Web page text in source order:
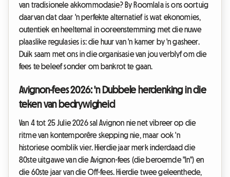
van tradisionele akkommodasie? By Roomlala is ons oortuig
daarvan dat daar 'n perfekte alternatief is wat ekonomies,
outentiek en heeltemal in ooreenstemming met die nuwe
plaaslike regulasies is: die huur van 'n kamer by 'n gasheer.
Duik saam met ons in die organisasie van jou verblyf om die
fees te beleef sonder om bankrot te gaan.
Avignon-fees 2026: 'n Dubbele herdenking in die
teken van bedrywigheid
Van 4 tot 25 Julie 2026 sal Avignon nie net vibreer op die
ritme van kontemporêre skepping nie, maar ook 'n
historiese oomblik vier. Hierdie jaar merk inderdaad die
80ste uitgawe van die Avignon-fees (die beroemde "In") en
die 60ste jaar van die Off-fees. Hierdie twee geleenthede,